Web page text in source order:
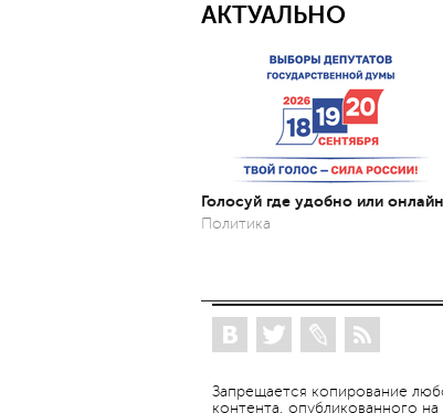
АКТУАЛЬНО
Голосуй где удобно или онлайн
Политика
Запрещается копирование
контента, опубликованного на